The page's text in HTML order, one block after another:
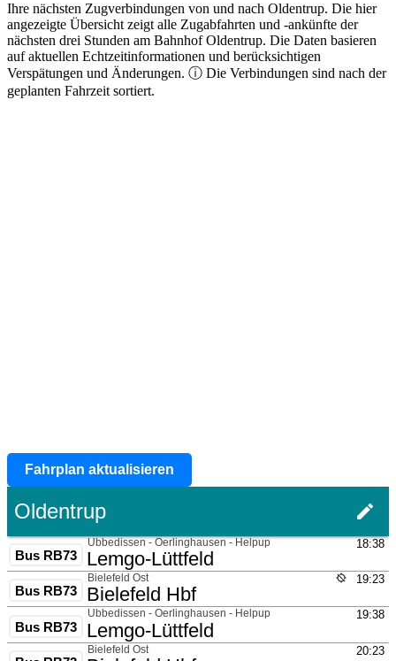
Ihre nächsten Zugverbindungen von und nach Oldentrup. Die hier
angezeigte Übersicht zeigt alle Zugabfahrten und -ankünfte der
nächsten drei Stunden am Bahnhof Oldentrup. Die Daten basieren
auf aktuellen Echtzeitinformationen und berücksichtigen
Verspätungen und Änderungen. ⓘ Die Verbindungen sind nach der
geplanten Fahrzeit sortiert.
Fahrplan aktualisieren